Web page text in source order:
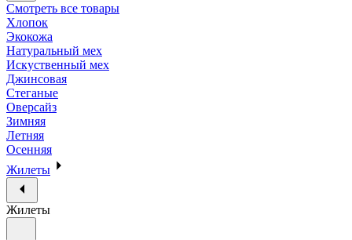
Смотреть все товары
Хлопок
Экокожа
Натуральный мех
Искуственный мех
Джинсовая
Стеганые
Оверсайз
Зимняя
Летняя
Осенняя
Жилеты
Жилеты